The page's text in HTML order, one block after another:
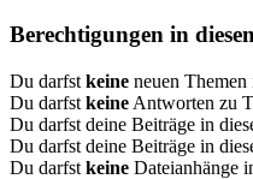
Berechtigungen in
Du darfst keine neuen Themen
Du darfst keine Antworten zu
Du darfst deine Beiträge in
Du darfst deine Beiträge in
Du darfst keine Dateianhänge